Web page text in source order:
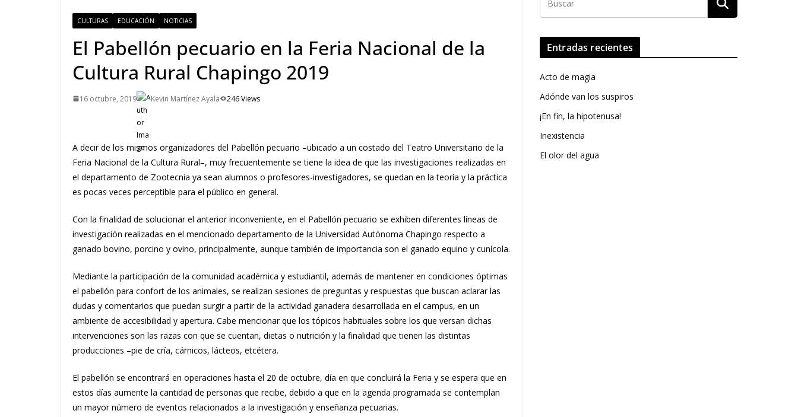
CULTURAS EDUCACIÓN NOTICIAS
El Pabellón pecuario en la Feria Nacional de la
Cultura Rural Chapingo 2019
16 octubre, 2019 Kevin Martínez Ayala 246 Views
A decir de los mismos organizadores del Pabellón pecuario –ubicado a un costado del Teatro Universitario de la
Feria Nacional de la Cultura Rural–, muy frecuentemente se tiene la idea de que las investigaciones realizadas en
el departamento de Zootecnia ya sean alumnos o profesores-investigadores, se quedan en la teoría y la práctica
es pocas veces perceptible para el público en general.
Con la finalidad de solucionar el anterior inconveniente, en el Pabellón pecuario se exhiben diferentes líneas de
investigación realizadas en el mencionado departamento de la Universidad Autónoma Chapingo respecto a
ganado bovino, porcino y ovino, principalmente, aunque también de importancia son el ganado equino y cunícola.
Mediante la participación de la comunidad académica y estudiantil, además de mantener en condiciones óptimas
el pabellón para confort de los animales, se realizan sesiones de preguntas y respuestas que buscan aclarar las
dudas y comentarios que puedan surgir a partir de la actividad ganadera desarrollada en el campus, en un
ambiente de accesibilidad y apertura. Cabe mencionar que los tópicos habituales sobre los que versan dichas
intervenciones son las razas con que se cuentan, dietas o nutrición y la finalidad que tienen las distintas
producciones –pie de cría, cárnicos, lácteos, etcétera.
El pabellón se encontrará en operaciones hasta el 20 de octubre, día en que concluirá la Feria y se espera que en
estos días aumente la cantidad de personas que recibe, debido a que en la agenda programada se contemplan
un mayor número de eventos relacionados a la investigación y enseñanza pecuarias.
Entradas recientes
Acto de magia
Adónde van los suspiros
¡En fin, la hipotenusa!
Inexistencia
El olor del agua